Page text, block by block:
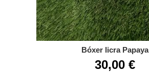
Bóxer licra Papaya
30,00 €